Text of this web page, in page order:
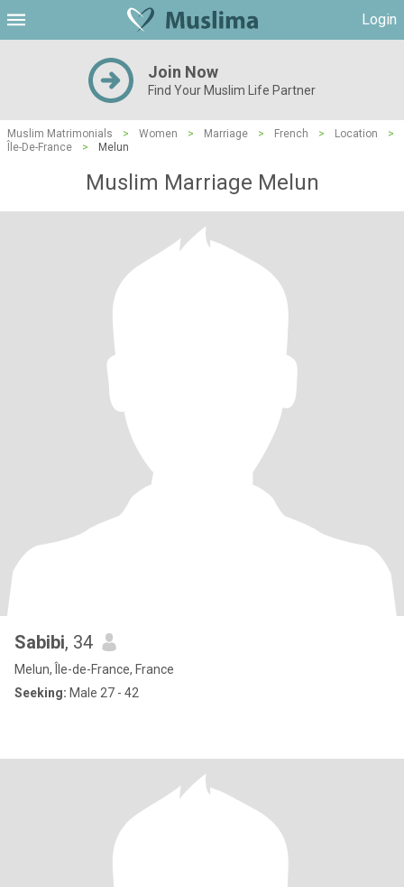
Login
Join Now
Find Your Muslim Life Partner
Muslim Matrimonials > Women > Marriage > French > Location
>
Île-De-France
> Melun
Muslim Marriage Melun
Sabibi, 34
Melun, Île-de-France, France
Seeking: Male 27 - 42